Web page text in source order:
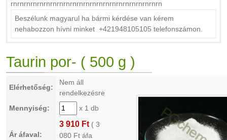
rnrnrnrnrnrnrnrnrnrnrnrnrnrnrnrnrnrnrnrnrnrnrn
Beszélunk magyarul ha bármi kérdése van kérem
nehabozzon hívni minket +421948105105 telefonszámon.
Taurin por- ( 500 g )
Elérhetőség:
Nem áll
rendelkezésre
Mennyiség:
x 1 db
Ár áfaval:
3 910 Ft ( 3
080 Ft áfa